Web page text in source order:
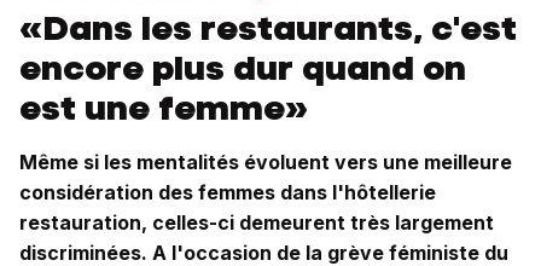
«Dans les restaurants, c'est
encore plus dur quand on
est une femme»
Même si les mentalités évoluent vers une meilleure
considération des femmes dans l'hôtellerie
restauration, celles-ci demeurent très largement
discriminées. A l'occasion de la grève féministe du